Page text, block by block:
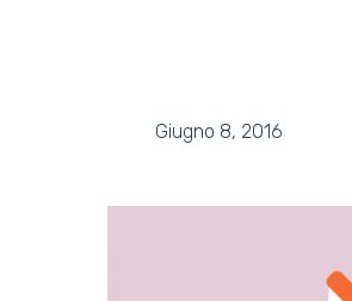
Giugno 8, 2016